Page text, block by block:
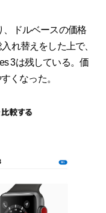
ドルベースの価格
れ替えをした上で、
3は残している。価
くなった。